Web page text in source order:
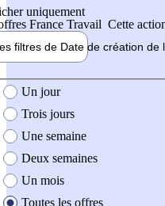
uniquement
France Travail Cette
filtres de Date de création de
création de l'offre
Un jour
Trois jours
Une semaine
Deux semaines
Un mois
Toutes les offres